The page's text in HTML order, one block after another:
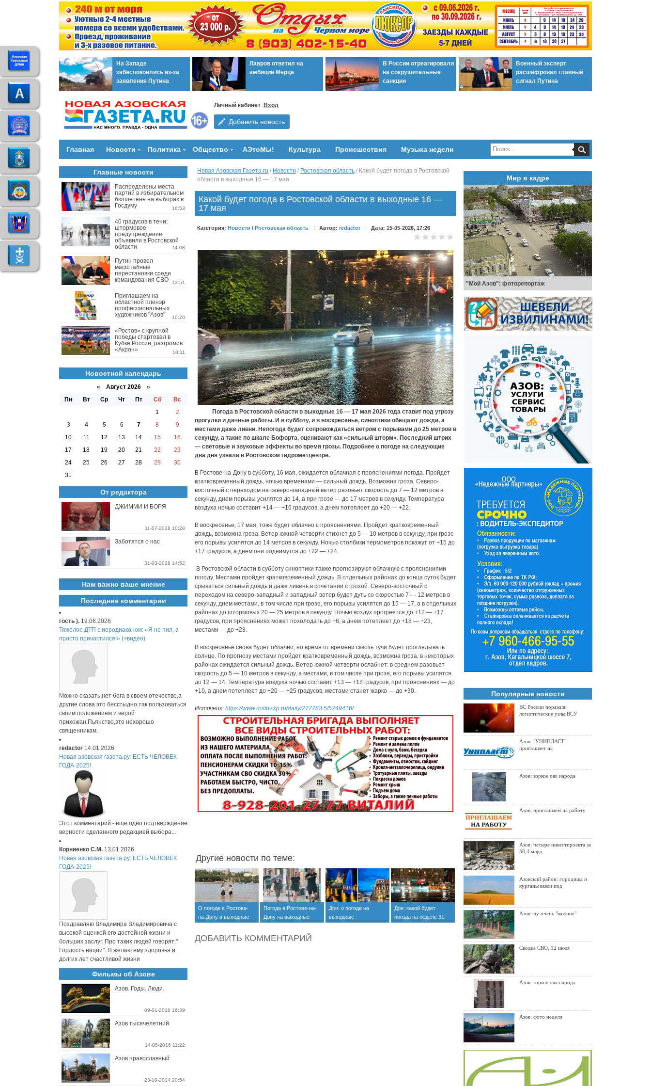
На Западе
забеспокоились из-за
заявления Путина
Лавров ответил на
амбиции Мерца
В России отреагировали
на сокрушительные
санкции
Военный эксперт
расшифровал главный
сигнал Путина
Личный кабинет: Вход
Добавить новость
Главная Новости Политика Общество АЭтоМы! Культура Происшествия Музыка недели
Новая Азовская Газета.ru / Новости / Ростовская область / Какой будет погода в Ростовской
области в выходные 16 — 17 мая
Какой будет погода в Ростовской области в выходные 16 —
17 мая
Категория: Новости / Ростовская область Автор: redactor Дата: 15-05-2026, 17:26
Погода в Ростовской области в выходные 16 — 17 мая 2026 года ставит под угрозу
прогулки и дачные работы. И в субботу, и в воскресенье, синоптики обещают дожди, а
местами даже ливни. Непогода будет сопровождаться ветром с порывами до 25 метров в
секунду, а такие по шкале Бофорта, оценивают как «сильный шторм». Последний штрих
— световые и звуковые эффекты во время грозы. Подробнее о погоде на следующие
два дня узнали в Ростовском гидрометцентре.
В Ростове-на-Дону в субботу, 16 мая, ожидается облачная с прояснениями погода. Пройдет
кратковременный дождь, ночью временами — сильный дождь. Возможна гроза. Северо-
восточный с переходом на северо-западный ветер разовьет скорость до 7 — 12 метров в
секунду, днем порывы усилятся до 14, а при грозе — до 17 метров в секунду. Температура
воздуха ночью составит +14 — +16 градусов, а днем потеплеет до +20 — +22.
В воскресенье, 17 мая, тоже будет облачно с прояснениями. Пройдет кратковременный
дождь, возможна гроза. Ветер южной четверти стихнет до 5 — 10 метров в секунду, при грозе
его порывы усилятся до 14 метров в секунду. Ночью столбики термометров покажут от +15 до
+17 градусов, а днем они поднимутся до +22 — +24.
В Ростовской области в субботу синоптики также прогнозируют облачную с прояснениями
погоду. Местами пройдет кратковременный дождь. В отдельных районах до конца суток будет
срываться сильный дождь и даже ливень в сочетании с грозой. Северо-восточный с
переходом на северо-западный и западный ветер будет дуть со скоростью 7 — 12 метров в
секунду, днем местами, в том числе при грозе, его порывы усилятся до 15 — 17, а в отдельных
районах до штормовых 20 — 25 метров в секунду. Ночью воздух прогреется до +12 — +17
градусов, при прояснениях может похолодать до +8, а днем потеплеет до +18 — +23,
местами — до +28.
В воскресенье снова будет облачно, но время от времени сквозь тучи будет проглядывать
солнце. По прогнозу местами пройдет кратковременный дождь, возможна гроза, в некоторых
районах ожидается сильный дождь. Ветер южной четверти ослабнет: в среднем разовьет
скорость до 5 — 10 метров в секунду, а местами, в том числе при грозе, его порывы усилятся
до 12 — 14. Температура воздуха ночью составит +13 — +18 градусов, при прояснениях — до
+10, а днем потеплеет до +20 — +25 градусов, местами станет жарко — до +30.
Источник: https://www.rostov.kp.ru/daily/277783.5/5249416/
Другие новости по теме:
О погоде в Ростове-
на-Дону в выходные
Погода в Ростове-на-
Дону на выходные
Дон: о погоде на
выходные
Дон: какой будет
погода на неделе 31
ДОБАВИТЬ КОММЕНТАРИЙ
Главные новости
Распределены места
партий в избирательном
бюллетене на выборах в
Госдуму
16:53
40 градусов в тени:
штормовое
предупреждение
объявили в Ростовской
области
14:08
Путин провел
масштабные
перестановки среди
командования СВО
13:51
Приглашаем на
областной пленэр
профессиональных
художников "Азов"
10:20
«Ростов» с крупной
победы стартовал в
Кубке России, разгромив
«Акрон»
10:11
Новостной календарь
« Август 2026 »
Пн
Вт Ср Чт Пт Сб
Вс
1
2
3
4 5 6 7 8
9
10
11 12 13 14 15
16
17
18 19 20 21 22
23
24
25 26 27 28 29
30
31
От редактора
ДЖИММИ И БОРЯ
11-07-2026 10:28
Заботятся о нас
31-03-2026 14:52
Нам важно ваше мнение
Последние комментарии
гость ). 19.06.2026
Тяжелое ДТП с иеродиаконом: «Я не пил, а
просто причастился!» (+видео)
Можно сказать,нет бога в своем отечестве,а
другие слова это бесстыдно,так пользоваться
своим положением и верой
прихожан.Пьянство,это нехорошо
священникам.
redactor 14.01.2026
Новая азовская газета.ру: ЕСТЬ ЧЕЛОВЕК
ГОДА-2025!
Этот комментарий - еще одно подтверждение
верности сделанного редакцией выбора...
Корниенко С.М. 13.01.2026
Новая азовская газета.ру: ЕСТЬ ЧЕЛОВЕК
ГОДА-2025!
Поздравляю Владимира Владимировича с
высокой оценкой его достойной жизни и
больших заслуг. Про таких людей говорят:"
Гордость нации". Я желаю ему здоровья и
долгих лет счастливой жизни
Фильмы об Азове
Азов. Годы. Люди.
09-01-2018 16:39
Азов тысячелетний
14-05-2016 11:22
Азов православный
23-10-2014 20:54
Мир в кадре
"Мой Азов": фоторепортаж
Популярные новости
ВС России поразили
логистические узлы ВСУ
Азов: "УНИПЛАСТ"
приглашает на
Азов: зоркое око народа
Азов: приглашаем на работу
Азов: четыре инвестпроекта за
38,4 млрд
Азовский район: городища и
курганы взяли под
Азов: ну очень "важное"
Сводка СВО, 12 июля
Азов: зоркое око народа
Азов: фото недели